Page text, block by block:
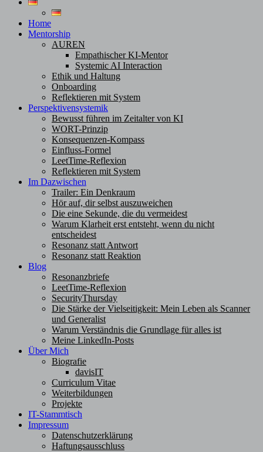
Home
Mentorship
AUREN
Empathischer KI-Mentor
Systemic AI Interaction
Ethik und Haltung
Onboarding
Reflektieren mit System
Perspektivensystemik
Bewusst führen im Zeitalter von KI
WORT-Prinzip
Konsequenzen-Kompass
Einfluss-Formel
LeetTime-Reflexion
Reflektieren mit System
Im Dazwischen
Trailer: Ein Denkraum
Hör auf, dir selbst auszuweichen
Die eine Sekunde, die du vermeidest
Warum Klarheit erst entsteht, wenn du nicht
entscheidest
Resonanz statt Antwort
Resonanz statt Reaktion
Blog
Resonanzbriefe
LeetTime-Reflexion
SecurityThursday
Die Stärke der Vielseitigkeit: Mein Leben als Scanner
und Generalist
Warum Verständnis die Grundlage für alles ist
Meine LinkedIn-Posts
Über Mich
Biografie
davisIT
Curriculum Vitae
Weiterbildungen
Projekte
IT-Stammtisch
Impressum
Datenschutzerklärung
Haftungsausschluss